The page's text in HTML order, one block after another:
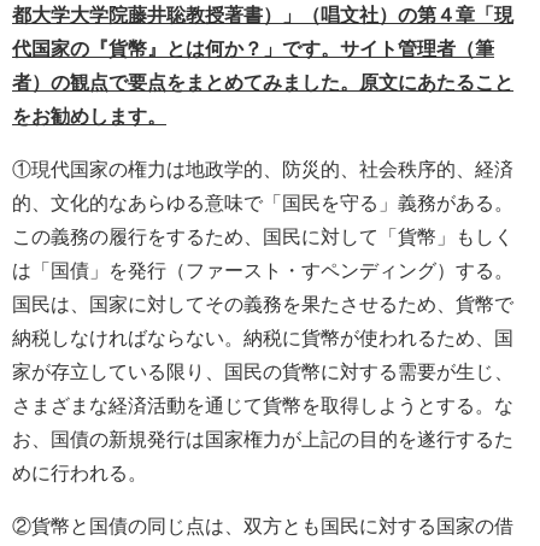
都大学大学院藤井聡教授著書）」（唱文社）の第４章「現
代国家の『貨幣』とは何か？」です。サイト管理者（筆
者）の観点で要点をまとめてみました。原文にあたること
をお勧めします。
①現代国家の権力は地政学的、防災的、社会秩序的、経済
的、文化的なあらゆる意味で「国民を守る」義務がある。
この義務の履行をするため、国民に対して「貨幣」もしく
は「国債」を発行（ファースト・すペンディング）する。
国民は、国家に対してその義務を果たさせるため、貨幣で
納税しなければならない。納税に貨幣が使われるため、国
家が存立している限り、国民の貨幣に対する需要が生じ、
さまざまな経済活動を通じて貨幣を取得しようとする。な
お、国債の新規発行は国家権力が上記の目的を遂行するた
めに行われる。
②貨幣と国債の同じ点は、双方とも国民に対する国家の借